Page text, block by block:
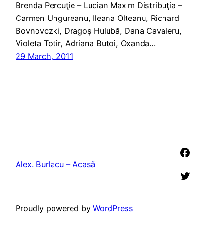
Brenda Percuţie – Lucian Maxim Distribuţia –
Carmen Ungureanu, Ileana Olteanu, Richard
Bovnovczki, Dragoş Hulubă, Dana Cavaleru,
Violeta Totir, Adriana Butoi, Oxanda…
29 March, 2011
Alex. Burlacu – Acasă
Twitter
Proudly powered by WordPress